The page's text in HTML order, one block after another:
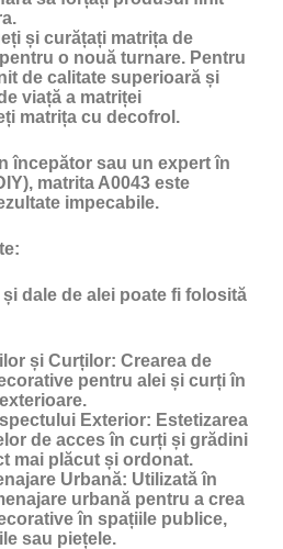
și curățați matrița de
o nouă turnare. Pentru
de calitate superioară și
viață a matriței
matrița cu decofrol .
începător sau un expert în
matrita A0043 este
impecabile.
dale de alei poate fi folosită
și Curților: Crearea de
pentru alei și curți în
Exterior: Estetizarea
de acces în curți și grădini
mai plăcut și ordonat.
Urbană: Utilizată în
urbană pentru a crea
în spațiile publice,
sau piețele.